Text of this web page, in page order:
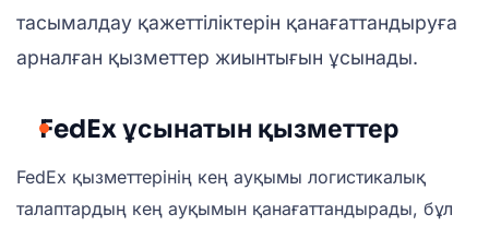
тасымалдау қажеттіліктерін қанағаттандыруға
арналған қызметтер жиынтығын ұсынады.
FedEx ұсынатын қызметтер
FedEx қызметтерінің кең ауқымы логистикалық
талаптардың кең ауқымын қанағаттандырады, бұл